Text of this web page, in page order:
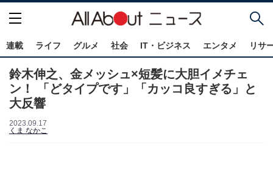
連載 ライフ グルメ 社会 IT・ビジネス エンタメ リサ
鈴木伸之、金メッシュ×短髪に大胆イメチェ
ン！ 「どタイプです」「カッコ良すぎる」と
大反響
2023.09.17
くま なかこ